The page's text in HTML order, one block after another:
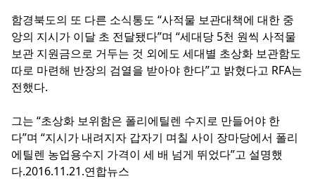
함경북도의 또 다른 소식통도 “사적물 보관대책에 대한 중
앙의 지시가 이달 초 전달됐다”며 “세대당 5천 원씩 사적물
보관 지원금으로 거두는 것 외에도 세대별 초상화 보관함도
따로 마련해 반장의 검열을 받아야 한다”고 밝혔다고 RFA는
전했다.
그는 “초상화 보위함은 폴리에틸렌 수지로 만들어야 한
다”며 “지시가 내려지자 갑자기 며칠 사이 장마당에서 폴리
에틸렌 농업용수지 가격이 세 배 넘게 뛰었다”고 설명했
다.2016.11.21.연합뉴스